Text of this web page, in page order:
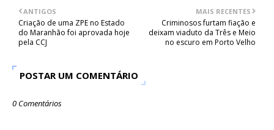
MAIS RECENTES
Criminosos furtam fiação e
deixam viaduto da Três e Meio
no escuro em Porto Velho
ANTIGOS
Criação de uma ZPE no Estado
do Maranhão foi aprovada hoje
pela CCJ
POSTAR UM COMENTÁRIO
0 Comentários